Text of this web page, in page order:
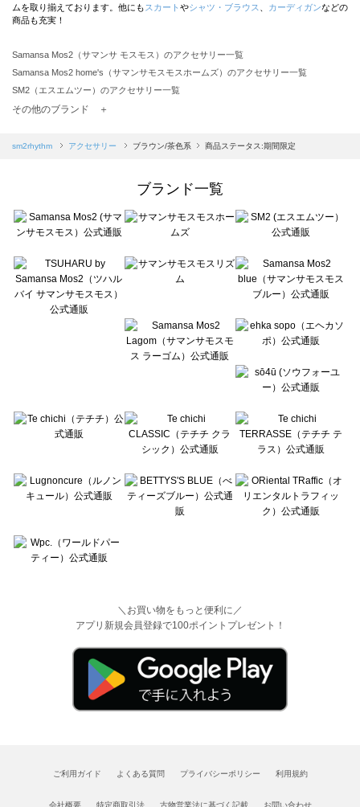
ムを取り揃えております。他にも スカート やシャツ・ブラウス カーディガンなどの
商品も充実！
Samansa Mos2（サマンサ モスモス）のアクセサリー一覧
Samansa Mos2 home's（サマンサモスモスホームズ）のアクセサリー一覧
SM2（エスエムツー）のアクセサリー一覧
TSUHARU by Samansa Mos2（ツハルバイサマンサモスモス）のアクセサリー一覧
Samansa Mos2 blue（サマンサモスモス ブルー）のアクセサリー一覧
sō4ū（ソウフォーユー）のアクセサリー一覧
Te chichi（テチチ）のアクセサリー一覧
Te chichi CLASSIC（テチチ クラシック）のアクセサリー一覧
Lugnoncure（ルノンキュール）のアクセサリー一覧
BETTY'S BLUE（べティーズブルー）のアクセサリー一覧
Wpc.（ワールドパーティー）のアクセサリー一覧
その他のブランド ＋
sm2rhythm アクセサリー ブラウン/茶色系 商品ステータス:期間限定
ブランド一覧
＼お買い物をもっと便利に／
アプリ新規会員登録で100ポイントプレゼント！
ご利用ガイド よくある質問 プライバシーポリシー 利用規約
会社概要 特定商取引法 古物営業法に基づく記載 お問い合わせ